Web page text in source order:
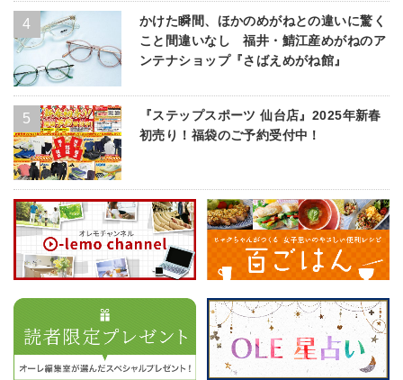
かけた瞬間、ほかのめがねとの違いに驚く
こと間違いなし 福井・鯖江産めがねのア
ンテナショップ『さばえめがね館』
『ステップスポーツ 仙台店』2025年新春
初売り！福袋のご予約受付中！